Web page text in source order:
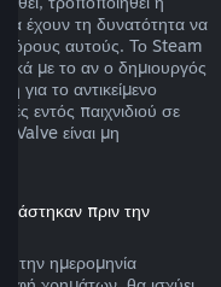
θα έχουν τη δυνατότητα να
όρους αυτούς. Το Steam
με το αν ο δημιουργός
για το αντικείμενο
εντός παιχνιδιού σε
Valve είναι μη
πριν την
την ημερομηνία